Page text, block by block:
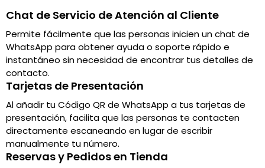
Chat de Servicio de Atención al Cliente
Permite fácilmente que las personas inicien un chat de
WhatsApp para obtener ayuda o soporte rápido e
instantáneo sin necesidad de encontrar tus detalles de
contacto.
Tarjetas de Presentación
Al añadir tu Código QR de WhatsApp a tus tarjetas de
presentación, facilita que las personas te contacten
directamente escaneando en lugar de escribir
manualmente tu número.
Reservas y Pedidos en Tienda